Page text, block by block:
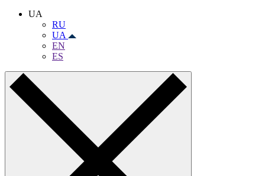
UA
RU
UA
EN
ES